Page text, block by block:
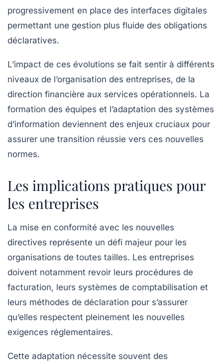
progressivement en place des interfaces digitales
permettant une gestion plus fluide des obligations
déclaratives.
L’impact de ces évolutions se fait sentir à différents
niveaux de l’organisation des entreprises, de la
direction financière aux services opérationnels. La
formation des équipes et l’adaptation des systèmes
d’information deviennent des enjeux cruciaux pour
assurer une transition réussie vers ces nouvelles
normes.
Les implications pratiques pour
les entreprises
La mise en conformité avec les nouvelles
directives représente un défi majeur pour les
organisations de toutes tailles. Les entreprises
doivent notamment revoir leurs procédures de
facturation, leurs systèmes de comptabilisation et
leurs méthodes de déclaration pour s’assurer
qu’elles respectent pleinement les nouvelles
exigences réglementaires.
Cette adaptation nécessite souvent des